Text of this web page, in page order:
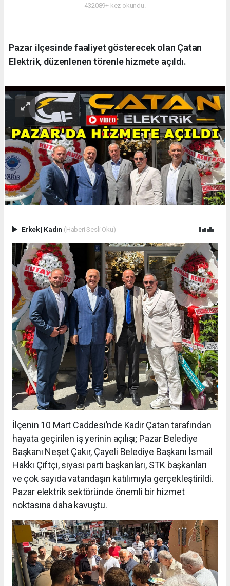
432089+ kez okundu.
Pazar ilçesinde faaliyet gösterecek olan Çatan
Elektrik, düzenlenen törenle hizmete açıldı.
Erkek| Kadın (Haberi Sesli Oku)
İlçenin 10 Mart Caddesi’nde Kadir Çatan tarafından
hayata geçirilen iş yerinin açılışı; Pazar Belediye
Başkanı Neşet Çakır, Çayeli Belediye Başkanı İsmail
Hakkı Çiftçi, siyasi parti başkanları, STK başkanları
ve çok sayıda vatandaşın katılımıyla gerçekleştirildi.
Pazar elektrik sektöründe önemli bir hizmet
noktasına daha kavuştu.